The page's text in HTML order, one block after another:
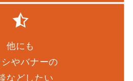
他にも
やバナーの
などしたい